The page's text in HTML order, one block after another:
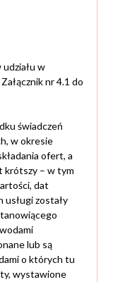
w
nr 4.1 do
świadczeń
w okresie
ofert, a
krótszy – w tym
dat
zostały
lub są
o których tu
wystawione